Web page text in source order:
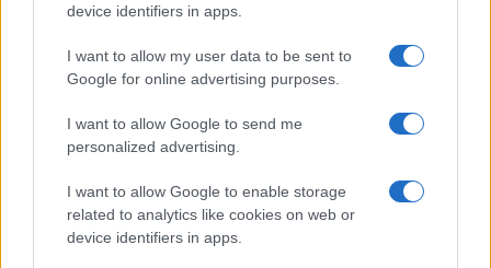
device identifiers in apps.
I want to allow my user data to be sent to
Google for online advertising purposes.
I want to allow Google to send me
personalized advertising.
I want to allow Google to enable storage
related to analytics like cookies on web or
device identifiers in apps.